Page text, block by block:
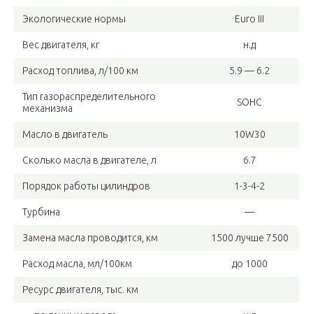
Экологические нормы Euro III
Вес двигателя, кг н.д
Расход топлива, л/100 км 5.9 — 6.2
Тип газораспределительного
механизма
SOHC
Масло в двигатель 10W30
Сколько масла в двигателе, л 6.7
Порядок работы цилиндров 1-3-4-2
Турбина —
Замена масла проводится, км 1500 лучше 7500
Расход масла, мл/100км до 1000
Ресурс двигателя, тыс. км